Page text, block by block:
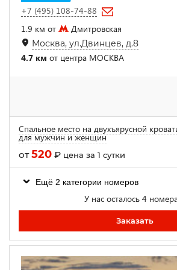
+7 (495) 108-74-88
1.9 км от
Дмитровская
Москва, ул.Двинцев, д.8
4.7 км от центра МОСКВА
Спальное место на двухъярусной
для мужчин и женщин
от520 ₽ цена за 1 сутки
Ещё 2 категории номеров
У нас осталось 4
Заказать